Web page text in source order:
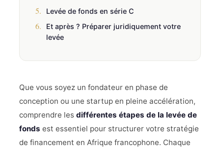
5. Levée de fonds en série C
6.
Et après ? Préparer juridiquement votre
levée
Que vous soyez un fondateur en phase de
conception ou une startup en pleine accélération,
comprendre les différentes étapes de la levée de
fonds est essentiel pour structurer votre stratégie
de financement en Afrique francophone. Chaque